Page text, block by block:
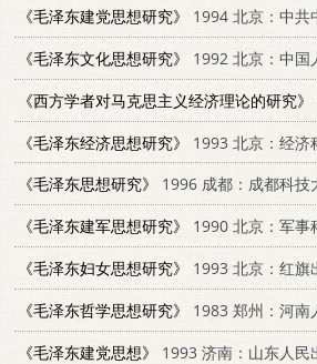
《毛泽东建党思想研究》
1994 北京：中共中
《毛泽东文化思想研究》
1992 北京：中国人
《西方学者对马克思主义经济理论的研究》
《毛泽东经济思想研究》
1993 北京：经济
《毛泽东思想研究》
1996 成都：成都科技
《毛泽东建军思想研究》
1990 北京：军事
《毛泽东妇女思想研究》
1993 北京：红
《毛泽东哲学思想研究》
1983 郑州：河南
《毛泽东建党思想》
1993 济南：山东人